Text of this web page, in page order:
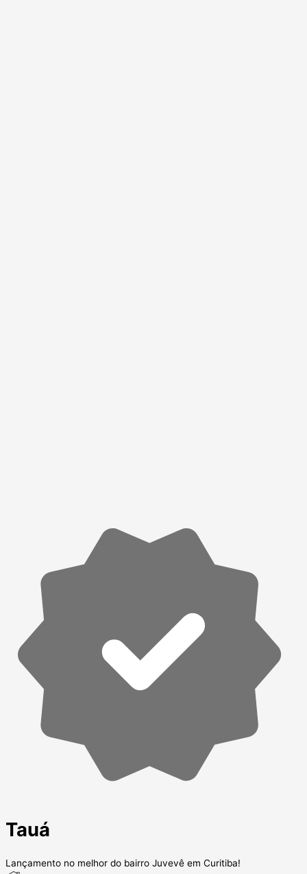
Tauá
Lançamento no melhor do bairro Juvevê em Curitiba!